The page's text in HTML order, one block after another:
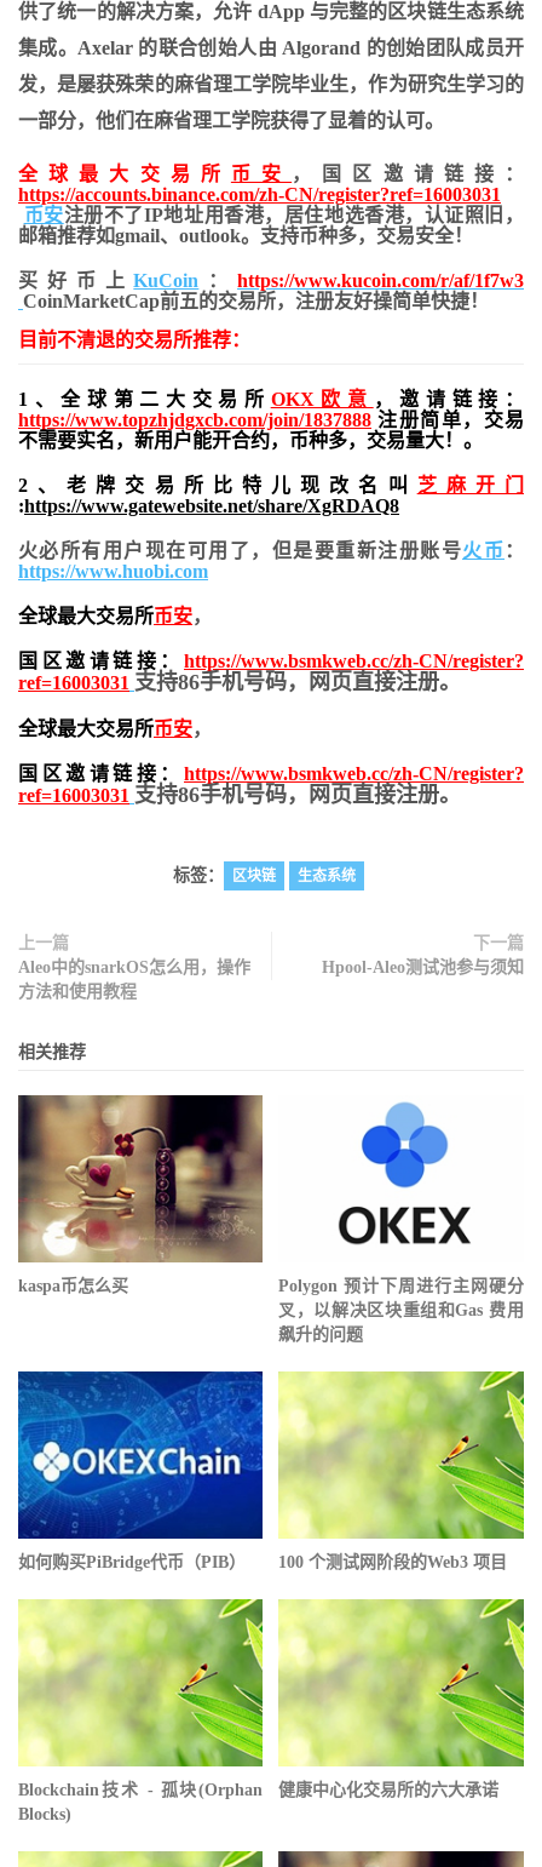
供了统一的解决方案，允许 dApp 与完整的区块链生态系统
集成。Axelar 的联合创始人由 Algorand 的创始团队成员开
发，是屡获殊荣的麻省理工学院毕业生，作为研究生学习的
一部分，他们在麻省理工学院获得了显着的认可。
全球最大交易所 币安
，国区邀请链接：
https://accounts.binance.com/zh-CN/register?ref=16003031
币安注册不了IP地址用香港，居住地选香港，认证照旧，
邮箱推荐如gmail、outlook。支持币种多，交易安全！
买好币上KuCoin ：https://www.kucoin.com/r/af/1f7w3
CoinMarketCap前五的交易所，注册友好操简单快捷！
目前不清退的交易所推荐：
1、全球第二大交易所 OKX欧意 ，邀请链接：
https://www.topzhjdgxcb.com/join/1837888 注册简单，交易
不需要实名，新用户能开合约，币种多，交易量大！。
2、老牌交易所比特儿现改名叫 芝麻开门
:https://www.gatewebsite.net/share/XgRDAQ8
火必所有用户现在可用了，但是要重新注册账号火币 ：
https://www.huobi.com
全球最大交易所币安，
国区邀请链接： https://www.bsmkweb.cc/zh-CN/register?
ref=16003031 支持86手机号码，网页直接注册。
全球最大交易所币安，
国区邀请链接： https://www.bsmkweb.cc/zh-CN/register?
ref=16003031 支持86手机号码，网页直接注册。
标签： 区块链 生态系统
上一篇
Aleo中的snarkOS怎么用，操作
方法和使用教程
下一篇
Hpool-Aleo测试池参与须知
相关推荐
kaspa币怎么买
Polygon 预计下周进行主网硬分
叉，以解决区块重组和Gas 费用
飙升的问题
如何购买PiBridge代币（PIB） 100 个测试网阶段的Web3 项目
Blockchain技术 - 孤块(Orphan
Blocks)
健康中心化交易所的六大承诺